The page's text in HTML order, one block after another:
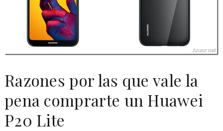
Razones por las que vale la
pena comprarte un Huawei
P20 Lite